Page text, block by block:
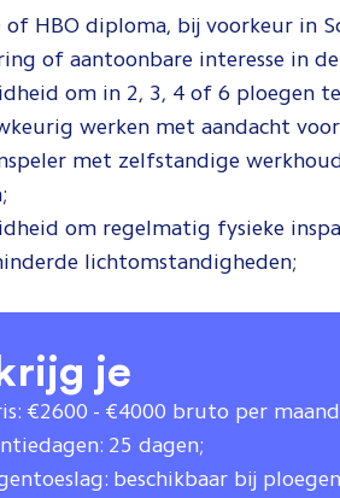
of HBO diploma, bij voorkeur in
of aantoonbare interesse in
om in 2, 3, 4 of 6 ploegen
werken met aandacht
met zelfstandige
om regelmatig fysieke
lichtomstandigheden;
je
€2600 - €4000 bruto per
25 dagen;
beschikbaar bij